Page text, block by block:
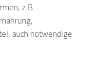
z.B.
auch notwendige